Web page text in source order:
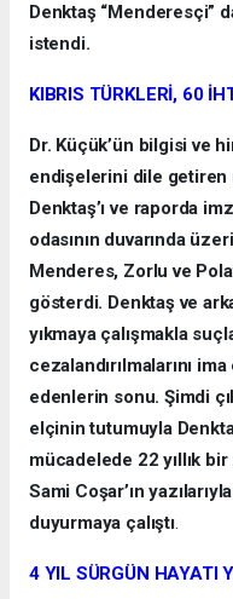
Denktaş “Menderesçi”
istendi.
KIBRIS TÜRKLERİ, 60
Dr. Küçük’ün bilgisi ve
endişelerini dile getiren
Denktaş’ı ve raporda
odasının duvarında
Menderes, Zorlu ve
gösterdi. Denktaş ve
yıkmaya çalışmakla
cezalandırılmalarını
edenlerin sonu. Şimdi
elçinin tutumuyla
mücadelede 22 yıllık
Sami Coşar’ın
duyurmaya çalıştı.
4 YIL SÜRGÜN HAYATI